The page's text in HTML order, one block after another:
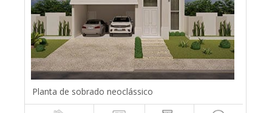
Planta de sobrado neoclássico